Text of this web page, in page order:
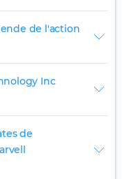
de l'action
Inc
de